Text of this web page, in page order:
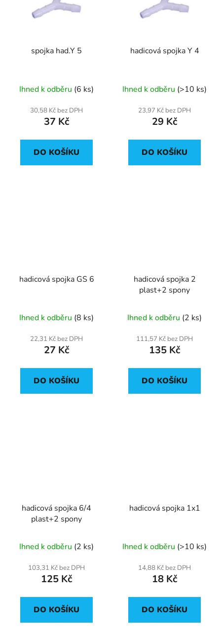
spojka had.Y 5
Ihned k odběru (6 ks)
30,58 Kč bez DPH
37 Kč
DO KOŠÍKU
hadicová spojka Y 4
Ihned k odběru (>10 ks)
23,97 Kč bez DPH
29 Kč
DO KOŠÍKU
hadicová spojka GS 6
Ihned k odběru (8 ks)
22,31 Kč bez DPH
27 Kč
DO KOŠÍKU
hadicová spojka 2
plast+2 spony
Ihned k odběru (2 ks)
111,57 Kč bez DPH
135 Kč
DO KOŠÍKU
hadicová spojka 6/4
plast+2 spony
Ihned k odběru (2 ks)
103,31 Kč bez DPH
125 Kč
DO KOŠÍKU
hadicová spojka 1x1
Ihned k odběru (>10 ks)
14,88 Kč bez DPH
18 Kč
DO KOŠÍKU